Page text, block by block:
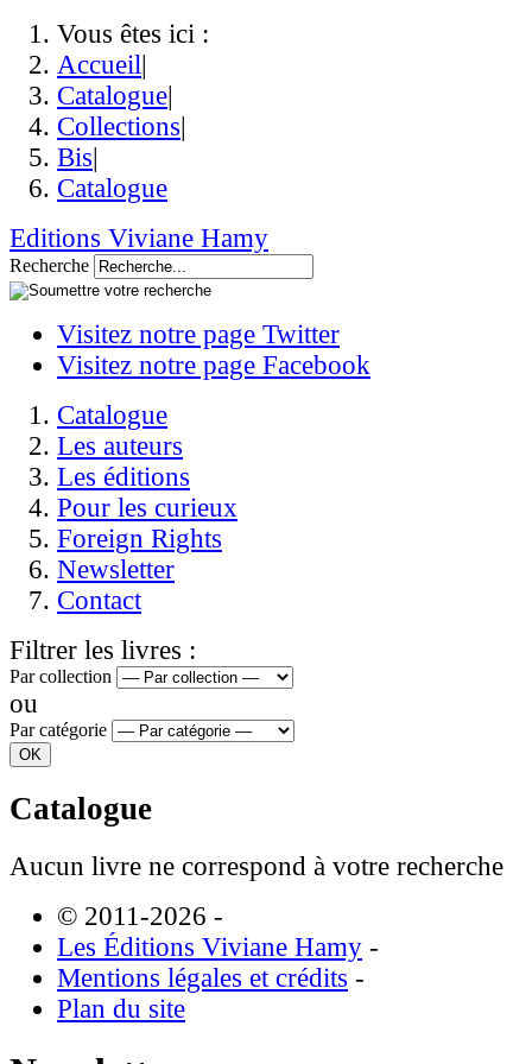
Vous êtes ici :
Accueil|
Catalogue|
Collections|
Bis|
Catalogue
Editions Viviane Hamy
Recherche
Visitez notre page Twitter
Visitez notre page Facebook
Catalogue
Les auteurs
Les éditions
Pour les curieux
Foreign Rights
Newsletter
Contact
Filtrer les livres :
Par collection
ou
Par catégorie
Catalogue
Aucun livre ne correspond à votre recherche
© 2011-2026 -
Les Éditions Viviane Hamy -
Mentions légales et crédits -
Plan du site